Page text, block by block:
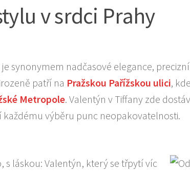
v srdci Prahy
je synonymem nadčasové elegance,
patří na Pražskou Pařížskou ulici,
Metropole. Valentýn v Tiffany zde
každému výběru punc neopakovatelnosti.